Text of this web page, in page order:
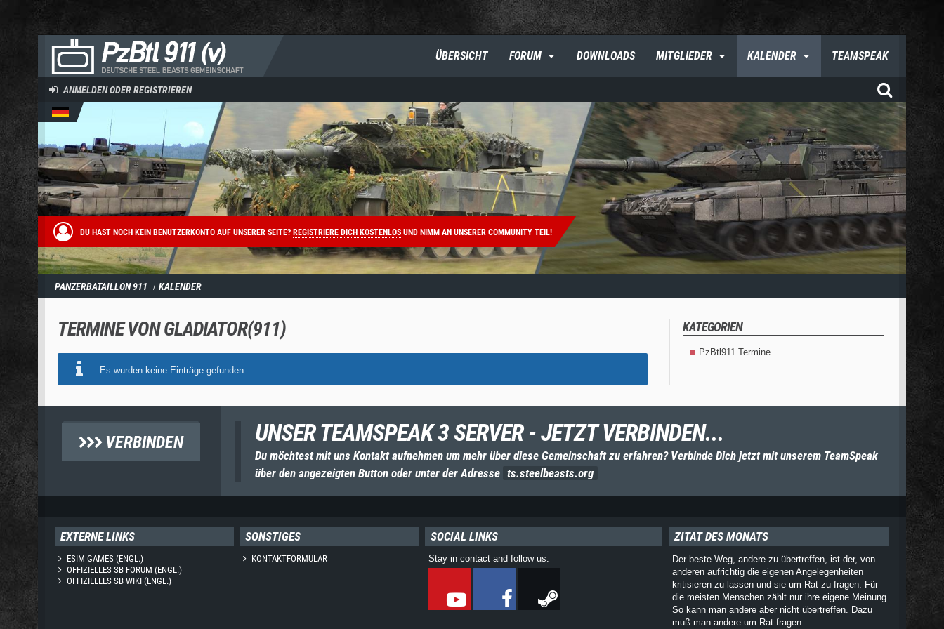
ÜBERSICHT FORUM DOWNLOADS MITGLIEDER KALENDER TEAMSPEAK
ANMELDEN ODER REGISTRIEREN
DU HAST NOCH KEIN BENUTZERKONTO AUF UNSERER SEITE? REGISTRIERE DICH KOSTENLOSUND NIMM AN UNSERER COMMUNITY TEIL!
PANZERBATAILLON 911 KALENDER
TERMINE VON GLADIATOR(911)
Es wurden keine Einträge gefunden.
KATEGORIEN
PzBtl911 Termine
VERBINDEN UNSER TEAMSPEAK 3 SERVER - JETZT VERBINDEN...
Du möchtest mit uns Kontakt aufnehmen um mehr über diese Gemeinschaft zu erfahren? Verbinde Dich jetzt mit unserem TeamSpeak
über den angezeigten Button oder unter der Adresse ts.steelbeasts.org
EXTERNE LINKS
ESIM GAMES (ENGL.)
OFFIZIELLES SB FORUM (ENGL.)
OFFIZIELLES SB WIKI (ENGL.)
SONSTIGES
KONTAKTFORMULAR
SOCIAL LINKS
Stay in contact and follow us:
ZITAT DES MONATS
Der beste Weg, andere zu übertreffen, ist der, von
anderen aufrichtig die eigenen Angelegenheiten
kritisieren zu lassen und sie um Rat zu fragen. Für
die meisten Menschen zählt nur ihre eigene Meinung.
So kann man andere aber nicht übertreffen. Dazu
muß man andere um Rat fragen.